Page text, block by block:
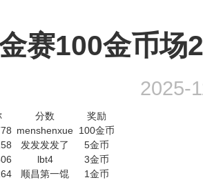
金赛100金币
2025-
分数
奖励
menshenxue 100金币
发发发发了
5金币
lbt4
3金币
顺昌第一馄
1金币